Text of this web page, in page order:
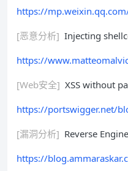
https://
[恶意分析] Injecting
https://
[Web安全] XSS without
https://portswigger.net/
[漏洞分析] Reverse
https://